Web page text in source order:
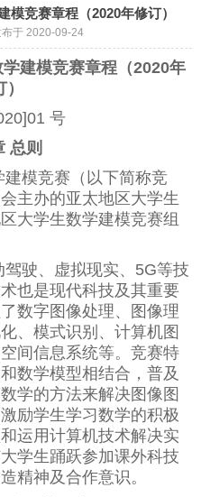
竞赛章程（2020年修订）
于 2020-09-24
建模竞赛章程（2020年
号
总则
模竞赛（以下简称竞
主办的亚太地区大学生
大学生数学建模竞赛组
驶、虚拟现实、5G等技
也是现代科技及其重要
数字图像处理、图像理
、模式识别、计算机图
间信息系统等。竞赛特
数学模型相结合，普及
学的方法来解决图像图
励学生学习数学的积极
运用计算机技术解决实
学生踊跃参加课外科技
精神及合作意识。